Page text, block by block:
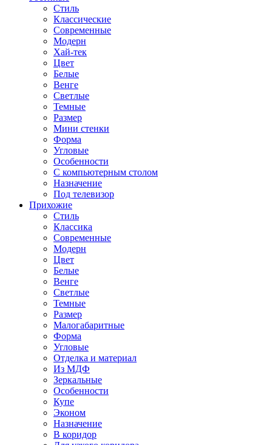
Стиль
Классические
Современные
Модерн
Хай-тек
Цвет
Белые
Венге
Светлые
Темные
Размер
Мини стенки
Форма
Угловые
Особенности
С компьютерным столом
Назначение
Под телевизор
Прихожие
Стиль
Классика
Современные
Модерн
Цвет
Белые
Венге
Светлые
Темные
Размер
Малогабаритные
Форма
Угловые
Отделка и материал
Из МДФ
Зеркальные
Особенности
Купе
Эконом
Назначение
В коридор